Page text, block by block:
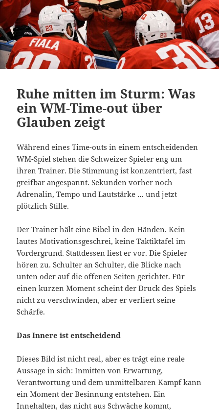
Ruhe mitten im Sturm: Was
ein WM-Time-out über
Glauben zeigt
Während eines Time-outs in einem entscheidenden
WM-Spiel stehen die Schweizer Spieler eng um
ihren Trainer. Die Stimmung ist konzentriert, fast
greifbar angespannt. Sekunden vorher noch
Adrenalin, Tempo und Lautstärke … und jetzt
plötzlich Stille.
Der Trainer hält eine Bibel in den Händen. Kein
lautes Motivationsgeschrei, keine Taktiktafel im
Vordergrund. Stattdessen liest er vor. Die Spieler
hören zu. Schulter an Schulter, die Blicke nach
unten oder auf die offenen Seiten gerichtet. Für
einen kurzen Moment scheint der Druck des Spiels
nicht zu verschwinden, aber er verliert seine
Schärfe.
Das Innere ist entscheidend
Dieses Bild ist nicht real, aber es trägt eine reale
Aussage in sich: Inmitten von Erwartung,
Verantwortung und dem unmittelbaren Kampf kann
ein Moment der Besinnung entstehen. Ein
Innehalten, das nicht aus Schwäche kommt,